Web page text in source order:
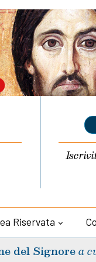
Riservata
del Signorea